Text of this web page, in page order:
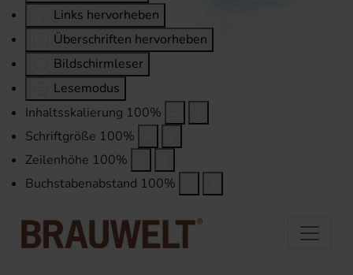
Links hervorheben
Überschriften hervorheben
Bildschirmleser
Lesemodus
Inhaltsskalierung 100%
Schriftgröße 100%
Zeilenhöhe 100%
Buchstabenabstand 100%